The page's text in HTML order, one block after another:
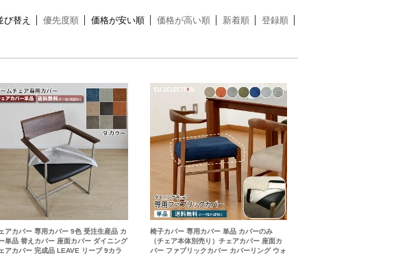
び替え 優先度順 価格が安い順 価格が高い順 新着順 登録順
アカバー 専用カバー 9色 受注生産品 カ
単品 替えカバー 座面カバー ダイニング
アカバー 完成品 LEAVE リーブ 9カラ
椅子カバー 専用カバー 単品 カバーのみ
（チェア本体別売り）チェアカバー 座面カ
バー ファブリックカバー カバーリング ウォ